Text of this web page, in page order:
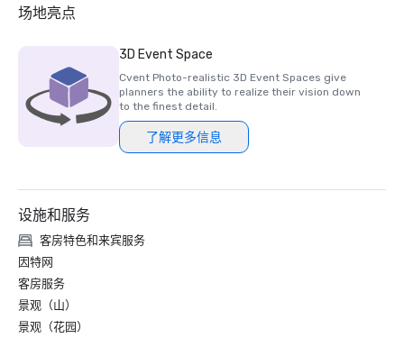
大湾区高尔夫球场的 #1
奢华旅行杂志-2023
世界上最浪漫的酒店
《葡萄酒观察家》餐厅奖 — 2022年
最佳卓越奖 — 一根铁棒
硅商业杂志 — 2021
#1 大湾区最艰难的高尔夫球场
《高尔夫周刊》杂志 — 2021 年 5 月
#7 你可以在加利福尼亚玩的前 100 个球场和在美国可以玩的
前 100 个球场 #69
场地亮点
3D Event Space
Cvent Photo-realistic 3D Event Spaces give
planners the ability to realize their vision down
to the finest detail.
了解更多信息
设施和服务
客房特色和来宾服务
因特网
客房服务
景观（山）
景观（花园）